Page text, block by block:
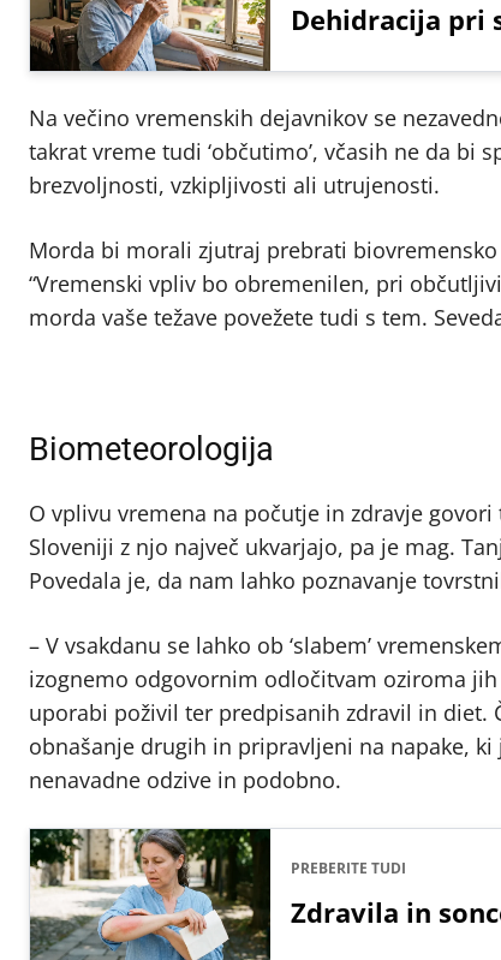
Dehidracija pri
Na večino vremenskih dejavnikov se
takrat vreme tudi ‘občutimo’, včasih ne da bi
brezvoljnosti, vzkipljivosti ali utrujenosti.
Morda bi morali zjutraj prebrati
“Vremenski vpliv bo obremenilen, pri
morda vaše težave povežete tudi s tem.
Biometeorologija
O vplivu vremena na počutje in zdravje
Sloveniji z njo največ ukvarjajo, pa je mag.
Povedala je, da nam lahko poznavanje
– V vsakdanu se lahko ob ‘slabem’
izognemo odgovornim odločitvam oziroma
uporabi poživil ter predpisanih zdravil in diet.
obnašanje drugih in pripravljeni na napake,
nenavadne odzive in podobno.
PREBERITE TUDI
Zdravila in